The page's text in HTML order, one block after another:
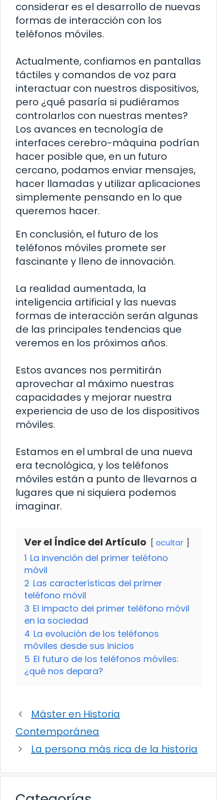
considerar es el desarrollo de nuevas
formas de interacción con los
teléfonos móviles.
Actualmente, confiamos en pantallas
táctiles y comandos de voz para
interactuar con nuestros dispositivos,
pero ¿qué pasaría si pudiéramos
controlarlos con nuestras mentes?
Los avances en tecnología de
interfaces cerebro-máquina podrían
hacer posible que, en un futuro
cercano, podamos enviar mensajes,
hacer llamadas y utilizar aplicaciones
simplemente pensando en lo que
queremos hacer.
En conclusión, el futuro de los
teléfonos móviles promete ser
fascinante y lleno de innovación.
La realidad aumentada, la
inteligencia artificial y las nuevas
formas de interacción serán algunas
de las principales tendencias que
veremos en los próximos años.
Estos avances nos permitirán
aprovechar al máximo nuestras
capacidades y mejorar nuestra
experiencia de uso de los dispositivos
móviles.
Estamos en el umbral de una nueva
era tecnológica, y los teléfonos
móviles están a punto de llevarnos a
lugares que ni siquiera podemos
imaginar.
Ver el Índice del Artículo ocultar
1 La invención del primer teléfono
móvil
2 Las características del primer
teléfono móvil
3 El impacto del primer teléfono móvil
en la sociedad
4 La evolución de los teléfonos
móviles desde sus inicios
5 El futuro de los teléfonos móviles:
¿qué nos depara?
Máster en Historia
Contemporánea
La persona más rica de la historia